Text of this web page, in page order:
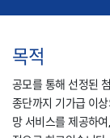
목적
공모를 통해 선정된
종단까지 기가급 이
망 서비스를 제공하